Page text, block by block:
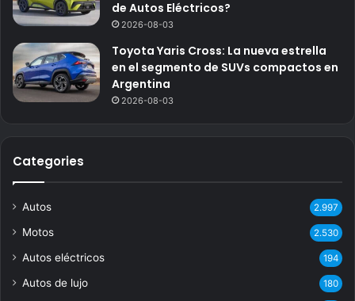
de Autos Eléctricos?
2026-08-03
Toyota Yaris Cross: La nueva estrella
en el segmento de SUVs compactos en
Argentina
2026-08-03
Categories
Autos 2.997
Motos 2.530
Autos eléctricos 194
Autos de lujo 180